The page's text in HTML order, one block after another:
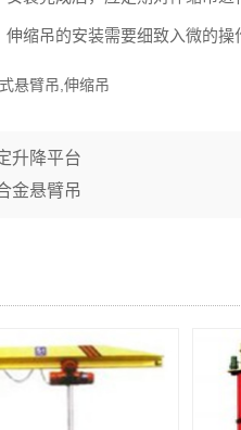
吊的安装需要细致入微的操
悬臂吊,伸缩吊
升降平台
金悬臂吊